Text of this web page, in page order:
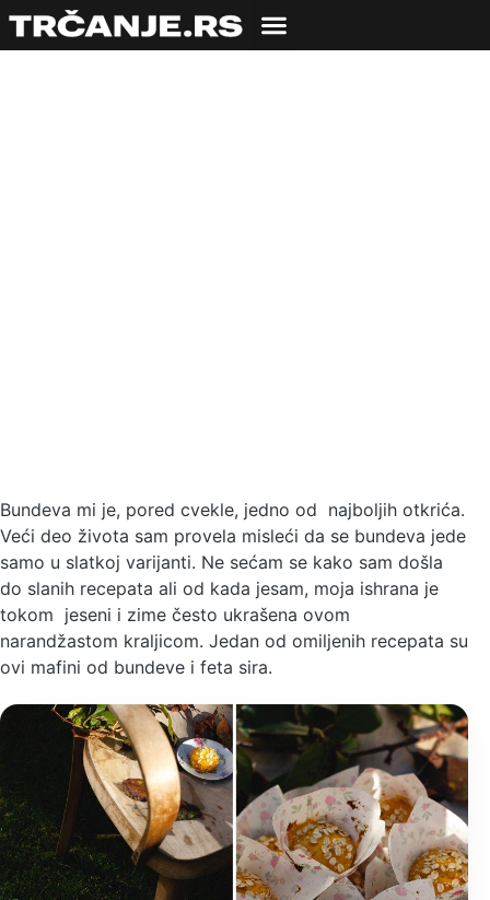
Bundeva mi je, pored cvekle, jedno od najboljih otkrića.
Veći deo života sam provela misleći da se bundeva jede
samo u slatkoj varijanti. Ne sećam se kako sam došla
do slanih recepata ali od kada jesam, moja ishrana je
tokom jeseni i zime često ukrašena ovom
narandžastom kraljicom. Jedan od omiljenih recepata su
ovi mafini od bundeve i feta sira.